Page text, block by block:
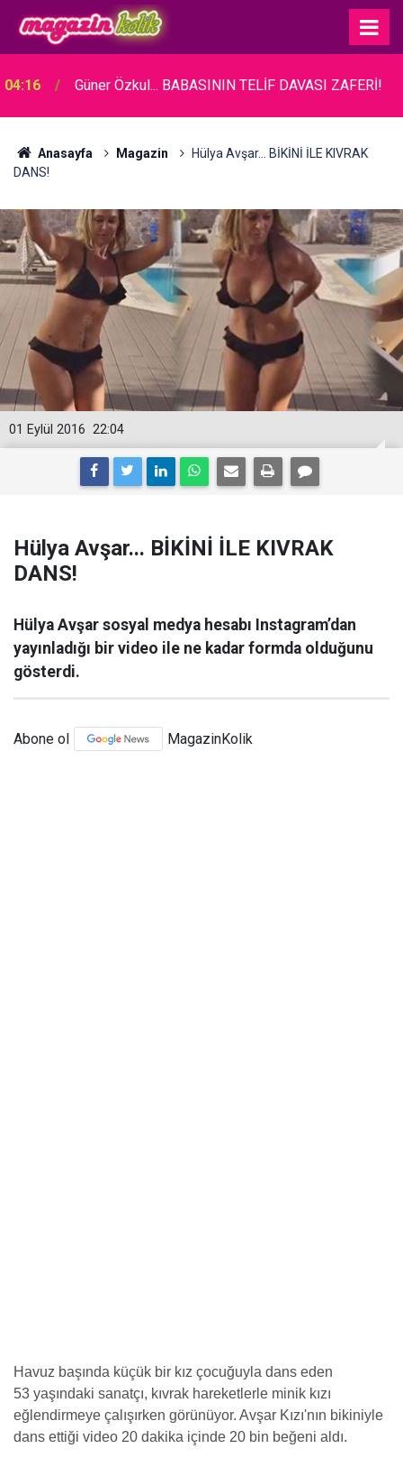
04:08
Atiye... KONSER ÖNCESİ FENALAŞINCA
HASTANEYE KALDIRILDI!
Anasayfa Magazin
Hülya Avşar... BİKİNİ İLE KIVRAK
DANS!
22:04
01 Eylül 2016
Hülya Avşar... BİKİNİ İLE KIVRAK
DANS!
Hülya Avşar sosyal medya hesabı Instagram’dan
yayınladığı bir video ile ne kadar formda olduğunu
gösterdi.
Abone ol MagazinKolik
Havuz başında küçük bir kız çocuğuyla dans eden
53 yaşındaki sanatçı, kıvrak hareketlerle minik kızı
eğlendirmeye çalışırken görünüyor. Avşar Kızı'nın bikiniyle
dans ettiği video 20 dakika içinde 20 bin beğeni aldı.